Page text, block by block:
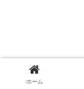
ホーム